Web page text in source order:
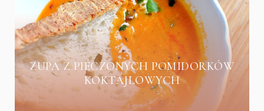
ZUPA Z PIECZONYCH POMIDORKÓW
KOKTAJLOWYCH